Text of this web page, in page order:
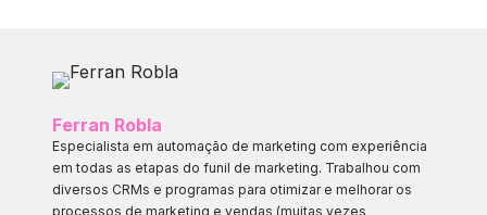
Ferran Robla
Especialista em automação de marketing com experiência
em todas as etapas do funil de marketing. Trabalhou com
diversos CRMs e programas para otimizar e melhorar os
processos de marketing e vendas (muitas vezes